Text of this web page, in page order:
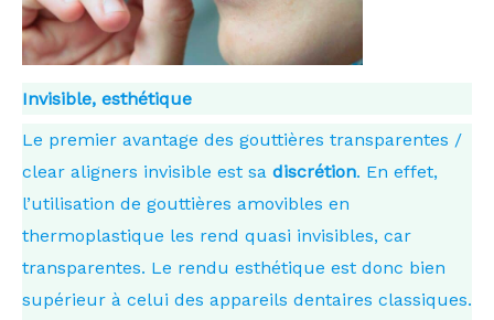
Invisible, esthétique
Le premier avantage des gouttières transparentes /
clear aligners invisible est sa discrétion. En effet,
l’utilisation de gouttières amovibles en
thermoplastique les rend quasi invisibles, car
transparentes. Le rendu esthétique est donc bien
supérieur à celui des appareils dentaires classiques.